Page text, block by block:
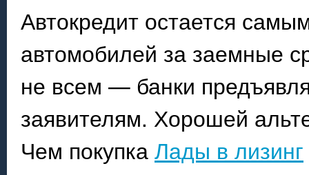
Автокредит остается
автомобилей за заемные
не всем — банки
заявителям. Хорошей
Чем покупка Лады в лизинг